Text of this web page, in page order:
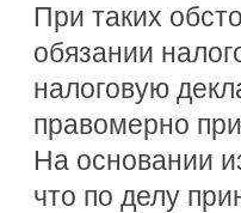
При таких
обязании
налоговую
правомерно
На основании
что по делу